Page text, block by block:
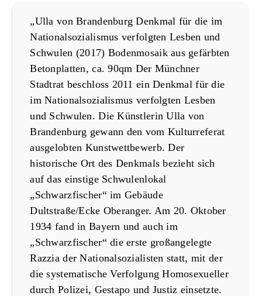
„Ulla von Brandenburg Denkmal für die im
Nationalsozialismus verfolgten Lesben und
Schwulen (2017) Bodenmosaik aus gefärbten
Betonplatten, ca. 90qm Der Münchner
Stadtrat beschloss 2011 ein Denkmal für die
im Nationalsozialismus verfolgten Lesben
und Schwulen. Die Künstlerin Ulla von
Brandenburg gewann den vom Kulturreferat
ausgelobten Kunstwettbewerb. Der
historische Ort des Denkmals bezieht sich
auf das einstige Schwulenlokal
„Schwarzfischer“ im Gebäude
Dultstraße/Ecke Oberanger. Am 20. Oktober
1934 fand in Bayern und auch im
„Schwarzfischer“ die erste großangelegte
Razzia der Nationalsozialisten statt, mit der
die systematische Verfolgung Homosexueller
durch Polizei, Gestapo und Justiz einsetzte.